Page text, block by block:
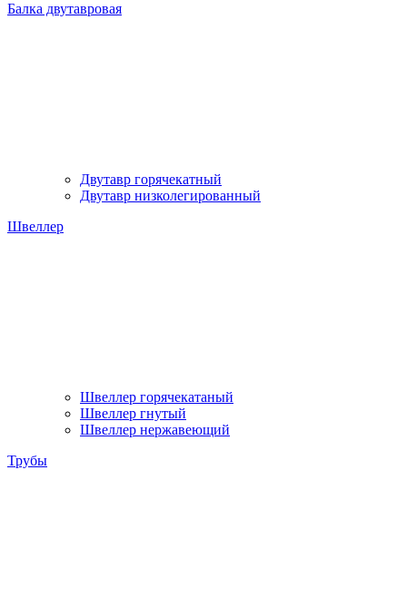
Балка двутавровая
Двутавр горячекатный
Двутавр низколегированный
Швеллер
Швеллер горячекатаный
Швеллер гнутый
Швеллер нержавеющий
Трубы